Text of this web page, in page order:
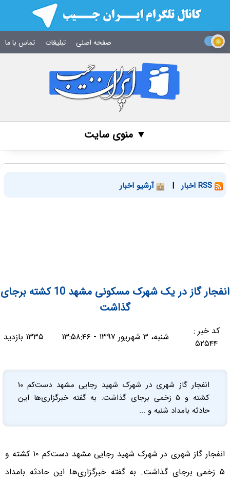
صفحه اصلی تبلیغات تماس با ما
▼ منوی سایت
| آرشیو اخبار
انفجار گاز در یک شهرک مسکونی مشهد 10 کشته برجای
گذاشت
کد خبر :
۵۲۵۴۴
شنبه، ۳ شهریور ۱۳۹۷ - ۱۳:۵۸:۴۶ ۱۳۳۵ بازدید
انفجار گاز شهری در شهرک شهید رجایی مشهد دست‌کم ۱۰
کشته و ۵ زخمی برجای گذاشت. به گفته خبرگزاری‌ها این
حادثه بامداد شنبه و ...
انفجار گاز شهری در شهرک شهید رجایی مشهد دست‌کم ۱۰ کشته و
۵ زخمی برجای گذاشت. به گفته خبرگزاری‌ها این حادثه بامداد